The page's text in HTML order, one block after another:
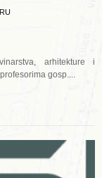
arhitekture i
gosp....